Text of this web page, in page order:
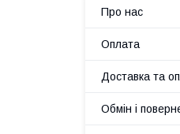
Про нас
Оплата
Доставка та
Обмін і